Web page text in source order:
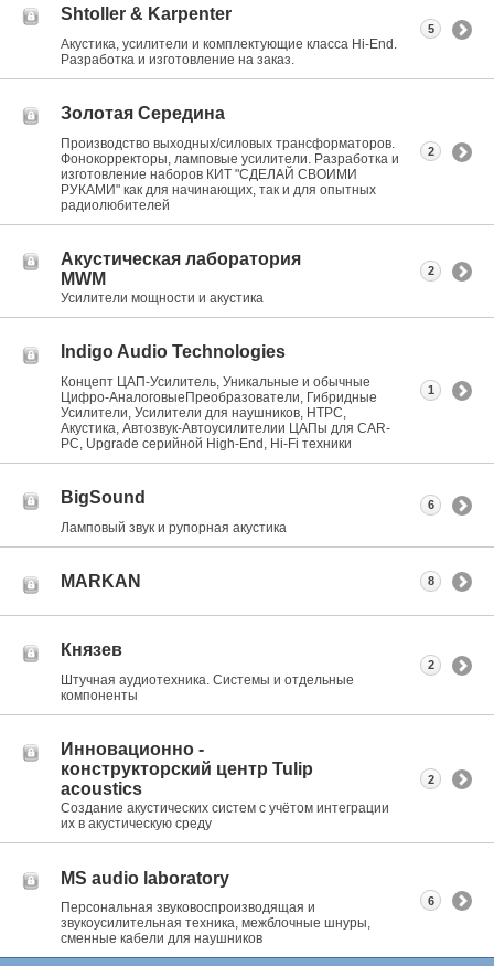
Shtoller & Karpenter
Акустика, усилители и комплектующие класса Hi-End.
Разработка и изготовление на заказ.
5
Золотая Середина
Производство выходных/силовых трансформаторов.
Фонокорректоры, ламповые усилители. Разработка и
изготовление наборов КИТ "СДЕЛАЙ СВОИМИ
РУКАМИ" как для начинающих, так и для опытных
радиолюбителей
2
Акустическая лаборатория
MWM
Усилители мощности и акустика
2
Indigo Audio Technologies
Концепт ЦАП-Усилитель, Уникальные и обычные
Цифро-АналоговыеПреобразователи, Гибридные
Усилители, Усилители для наушников, HTPC,
Акустика, Автозвук-Автоусилителии ЦАПы для CAR-
PC, Upgrade серийной High-End, Hi-Fi техники
1
BigSound
Ламповый звук и рупорная акустика
6
MARKAN 8
Князев
Штучная аудиотехника. Системы и отдельные
компоненты
2
Инновационно -
конструкторский центр Tulip
acoustics
Создание акустических систем с учётом интеграции
их в акустическую среду
2
MS audio laboratory
Персональная звуковоспроизводящая и
звукоусилительная техника, межблочные шнуры,
сменные кабели для наушников
6